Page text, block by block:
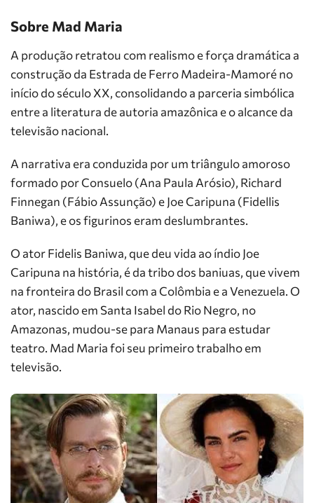
Sobre Mad Maria
A produção retratou com realismo e força dramática a
construção da Estrada de Ferro Madeira-Mamoré no
início do século XX, consolidando a parceria simbólica
entre a literatura de autoria amazônica e o alcance da
televisão nacional.
A narrativa era conduzida por um triângulo amoroso
formado por Consuelo (Ana Paula Arósio), Richard
Finnegan (Fábio Assunção) e Joe Caripuna (Fidellis
Baniwa), e os figurinos eram deslumbrantes.
O ator Fidelis Baniwa, que deu vida ao índio Joe
Caripuna na história, é da tribo dos baniuas, que vivem
na fronteira do Brasil com a Colômbia e a Venezuela. O
ator, nascido em Santa Isabel do Rio Negro, no
Amazonas, mudou-se para Manaus para estudar
teatro. Mad Maria foi seu primeiro trabalho em
televisão.